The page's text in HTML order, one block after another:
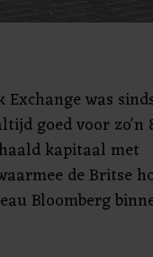
Exchange was
goed voor zo'n
kapitaal met
de Britse
Bloomberg